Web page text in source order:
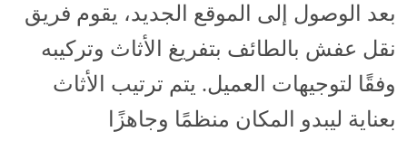
بعد الوصول إلى الموقع الجديد، يقوم فريق
نقل عفش بالطائف بتفريغ الأثاث وتركيبه
وفقًا لتوجيهات العميل. يتم ترتيب الأثاث
بعناية ليبدو المكان منظمًا وجاهزًا